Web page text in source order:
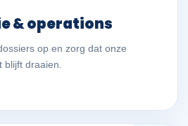
& operations
op en zorg dat onze
draaien.